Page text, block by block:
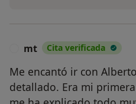
mt Cita verificada
Me encantó ir con
detallado. Era mi